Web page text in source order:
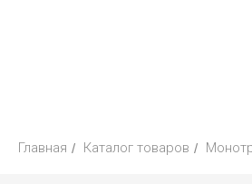
Главная / Каталог товаров /